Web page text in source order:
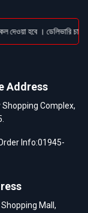
দেওয়া হবে । ডেলিভারি
Address
Complex,
Info:01945-
Mall,